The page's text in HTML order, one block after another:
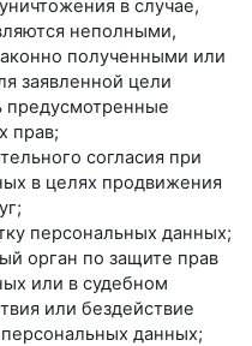
в случае,
неполными,
полученными или
заявленной цели
предусмотренные
прав;
согласия при
в целях продвижения
персональных данных;
орган по защите прав
или в судебном
или бездействие
данных;